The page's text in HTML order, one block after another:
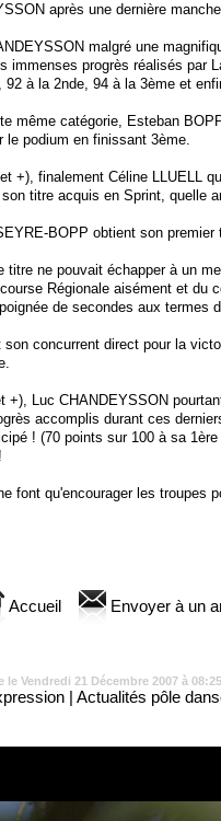
après une dernière
malgré une
immenses progrès réalisés par
92 à la 2nde, 94 à la 3ème et
même catégorie, Esteban
le podium en finissant 3ème.
+), finalement Céline LLUELL
titre acquis en Sprint, quelle
BOPP obtient son
titre ne pouvait échapper à un
Régionale aisément et
de secondes aux termes
son concurrent direct pour la
+), Luc CHANDEYSSON
accomplis durant ces
! (70 points sur 100 à sa
font qu'encourager les troupes
Accueil Envoyer à un
Vendredi 21 Décembre 2007 à
| Actualités pôle